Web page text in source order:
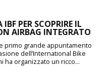
PER SCOPRIRE IL
AIRBAG INTEGRATO
primo grande appuntamento
dell’International Bike
ha organizzato un ricco...